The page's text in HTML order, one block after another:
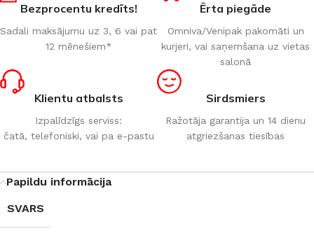
Bezprocentu kredīts!
Sadali maksājumu uz 3, 6 vai pat
12 mēnešiem*
Ērta piegāde
Omniva/Venipak pakomāti un
kurjeri, vai saņemšana uz vietas
salonā
Klientu atbalsts
Izpalīdzīgs serviss:
čatā, telefoniski, vai pa e-pastu
Sirdsmiers
Ražotāja garantija un 14 dienu
atgriezšanas tiesības
Papildu informācija
SVARS